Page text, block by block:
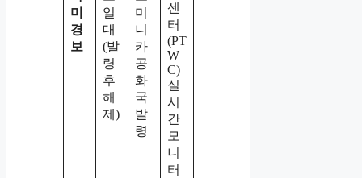
미
경
보
일
대
(발
령
후
해
제)
미
니
카
공
화
국
발
령
센
터
(PT
W
C)
실
시
간
모
니
터